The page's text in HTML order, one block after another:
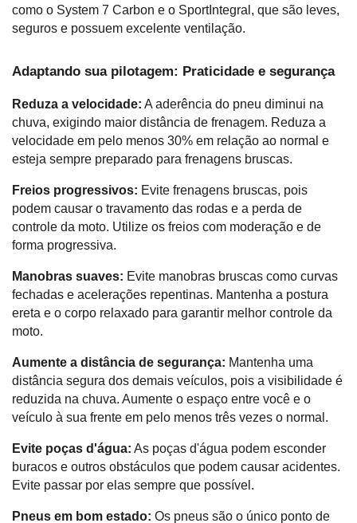
como o System 7 Carbon e o SportIntegral, que são leves,
seguros e possuem excelente ventilação.
Adaptando sua pilotagem: Praticidade e segurança
Reduza a velocidade: A aderência do pneu diminui na
chuva, exigindo maior distância de frenagem. Reduza a
velocidade em pelo menos 30% em relação ao normal e
esteja sempre preparado para frenagens bruscas.
Freios progressivos: Evite frenagens bruscas, pois
podem causar o travamento das rodas e a perda de
controle da moto. Utilize os freios com moderação e de
forma progressiva.
Manobras suaves: Evite manobras bruscas como curvas
fechadas e acelerações repentinas. Mantenha a postura
ereta e o corpo relaxado para garantir melhor controle da
moto.
Aumente a distância de segurança: Mantenha uma
distância segura dos demais veículos, pois a visibilidade é
reduzida na chuva. Aumente o espaço entre você e o
veículo à sua frente em pelo menos três vezes o normal.
Evite poças d'água: As poças d'água podem esconder
buracos e outros obstáculos que podem causar acidentes.
Evite passar por elas sempre que possível.
Pneus em bom estado: Os pneus são o único ponto de